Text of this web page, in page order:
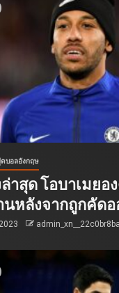
บอลอังกฤษ
าสุด โอบาเมยอ
นหลังจากถูกคัด